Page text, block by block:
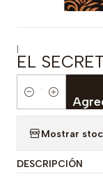
|
EL
Cantidad
Mostrar
DESCRIPCIÓN